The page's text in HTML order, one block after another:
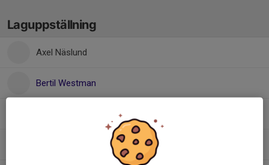
Laguppställning
Axel Näslund
Bertil Westman